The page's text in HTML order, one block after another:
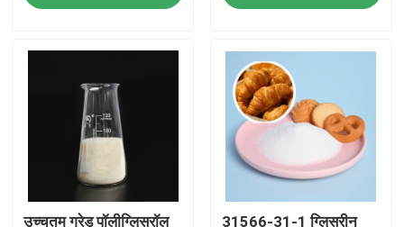
गुणवत्ता नियंत्रण
एक उद्धरण का अनुरोध करें
उच्चतम ग्रेड पॉलीग्लिसरॉल 31566-31-1 ग्लिसरीन